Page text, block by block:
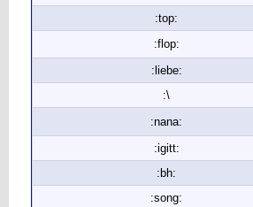
:top:
:flop:
:liebe:
:\
:nana:
:igitt:
:bh:
:song: